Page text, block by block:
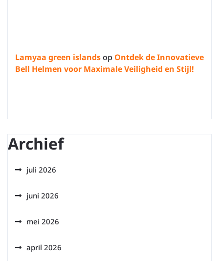
Lamyaa green islandsop Ontdek de Innovatieve
Bell Helmen voor Maximale Veiligheid en Stijl!
Archief
juli 2026
juni 2026
mei 2026
april 2026